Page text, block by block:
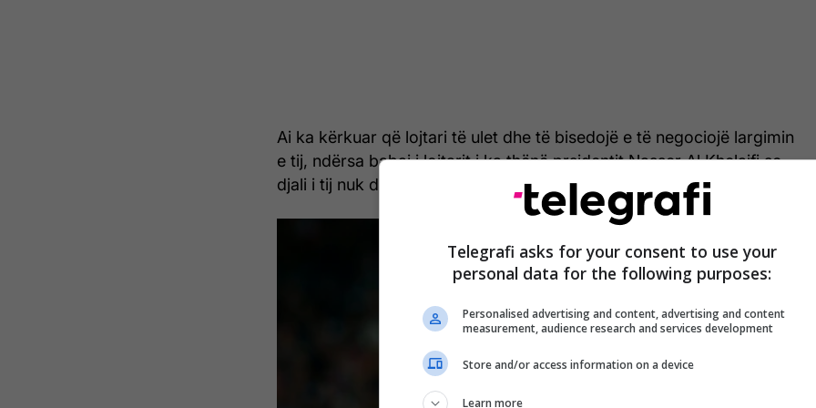
Ai ka kërkuar që lojtari të ulet dhe të bisedojë e të negociojë largimin
e tij, ndërsa babai i lojtarit i ka thënë prsidentit Nasser Al Khelaifi se
djali i tij nuk dëshiron të luajë më për PSG-në.
Telegrafi asks for your consent to use your
personal data for the following purposes:
Personalised advertising and content, advertising and content
measurement, audience research and services development
Store and/or access information on a device
Learn more